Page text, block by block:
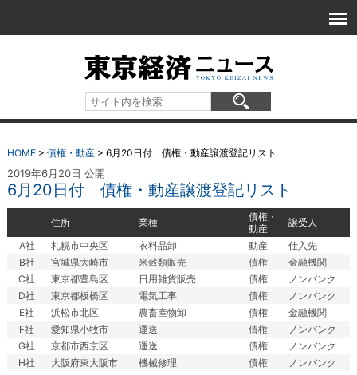
HOME> 債権・動産> 6月20日付 債権・動産譲渡登記リスト
2019年6月20日 公開
6月20日付 債権・動産譲渡登記リスト
住所 業種
債権・
動産
譲受人
A社
札幌市中央区 衣料品卸 動産
仕入先
B社
宮城県大崎市 米穀類販売 債権
金融機関
C社
東京都豊島区 日用雑貨販売 債権
ノンバンク
D社
東京都板橋区 電気工事 債権
ノンバンク
E社
浜松市北区 農畜産物卸 債権
金融機関
F社
愛知県小牧市 運送 債権
ノンバンク
G社
京都市西京区 運送 債権
ノンバンク
H社
大阪府東大阪市 機械修理 債権
ノンバンク